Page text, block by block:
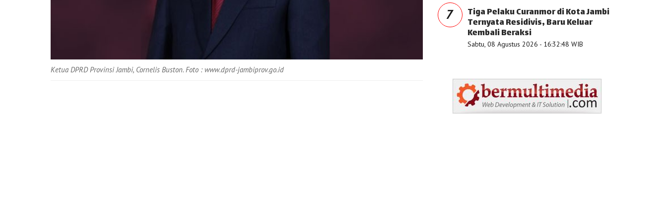
Ketua DPRD Provinsi Jambi, Cornelis Buston. Foto : www.dprd-jambiprov.go.id
7 Tiga Pelaku Curanmor di Kota Jambi
Ternyata Residivis, Baru Keluar
Kembali Beraksi
Sabtu, 08 Agustus 2026 - 16:32:48 WIB